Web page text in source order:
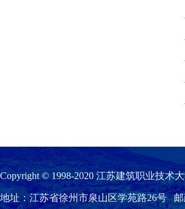
Copyright © 1998-2020 江苏建筑职业技术
地址：江苏省徐州市泉山区学苑路26号